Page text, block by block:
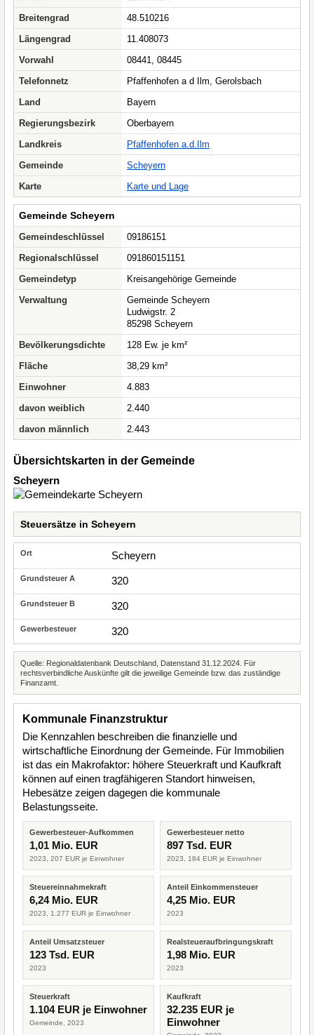
Breitengrad
48.510216
Längengrad
11.408073
Vorwahl
08441, 08445
Telefonnetz
Pfaffenhofen a d Ilm, Gerolsbach
Land
Bayern
Regierungsbezirk
Oberbayern
Landkreis
Pfaffenhofen a.d.Ilm
Gemeinde
Scheyern
Karte
Karte und Lage
Gemeinde Scheyern
Gemeindeschlüssel
09186151
Regionalschlüssel
091860151151
Gemeindetyp
Kreisangehörige Gemeinde
Verwaltung
Gemeinde Scheyern
Ludwigstr. 2
85298 Scheyern
Bevölkerungsdichte
128 Ew. je km²
Fläche
38,29 km²
Einwohner
4.883
davon weiblich
2.440
davon männlich
2.443
Übersichtskarten in der Gemeinde
Scheyern
Steuersätze in Scheyern
Scheyern
320
320
320
Quelle: Regionaldatenbank Deutschland, Datenstand 31.12.2024. Für
rechtsverbindliche Auskünfte gilt die jeweilige Gemeinde bzw. das zuständige
Finanzamt.
Kommunale Finanzstruktur
Die Kennzahlen beschreiben die finanzielle und
wirtschaftliche Einordnung der Gemeinde. Für Immobilien
ist das ein Makrofaktor: höhere Steuerkraft und Kaufkraft
können auf einen tragfähigeren Standort hinweisen,
Hebesätze zeigen dagegen die kommunale
Belastungsseite.
Gewerbesteuer-Aufkommen
1,01 Mio. EUR
2023, 207 EUR je Einwohner
Gewerbesteuer netto
897 Tsd. EUR
2023, 184 EUR je Einwohner
Steuereinnahmekraft
6,24 Mio. EUR
2023, 1.277 EUR je Einwohner
Anteil Einkommensteuer
4,25 Mio. EUR
2023
Anteil Umsatzsteuer
123 Tsd. EUR
2023
Realsteueraufbringungskraft
1,98 Mio. EUR
2023
Steuerkraft
1.104 EUR je Einwohner
Gemeinde, 2023
Kaufkraft
32.235 EUR je
Einwohner